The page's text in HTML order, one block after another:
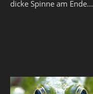
dicke Spinne am Ende...